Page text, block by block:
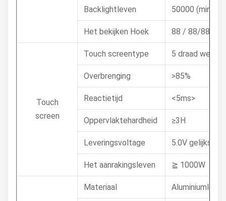
Backlightleven 50000 (min.) U
Het bekijken Hoek 88 / 88/88/88
Touch
screen
Touch screentype 5 draad
Overbrenging >85%
Reactietijd <5ms>
Oppervlaktehardheid ≥3H
Leveringsvoltage 5.0V
Het aanrakingsleven ≧ 1000W
Materiaal